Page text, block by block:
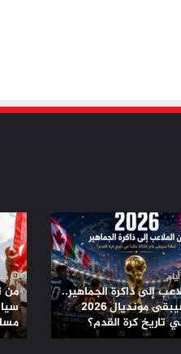
إلى ذاكرة الجماهير..
لماذا سيبقى مونديال 2026
تاريخ كرة القدم؟
من
ثورة
تموز
إلى
مقربة
من
من